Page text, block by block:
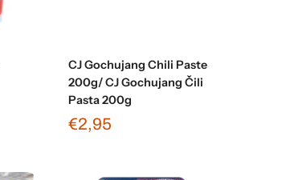
CJ Gochujang Chili Paste
200g/ CJ Gochujang Čili
Pasta 200g
€2,95